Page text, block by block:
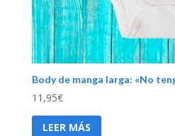
Body de manga larga: «No
11,95€
LEER MÁS